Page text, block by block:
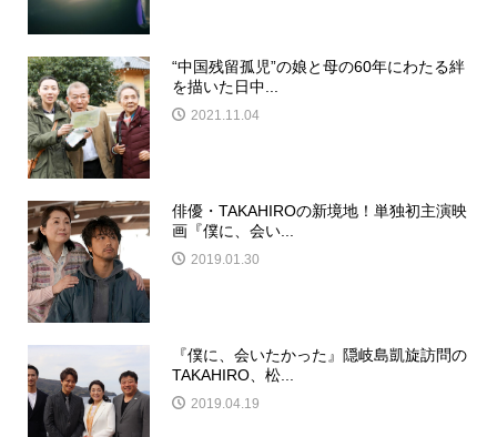
“中国残留孤児”の娘と母の60年にわたる絆
を描いた日中...
2021.11.04
俳優・TAKAHIROの新境地！単独初主演映
画『僕に、会い...
2019.01.30
『僕に、会いたかった』隠岐島凱旋訪問の
TAKAHIRO、松...
2019.04.19